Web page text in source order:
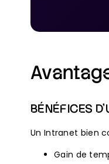
BÉNÉFICES
Un Intranet bien
Gain de